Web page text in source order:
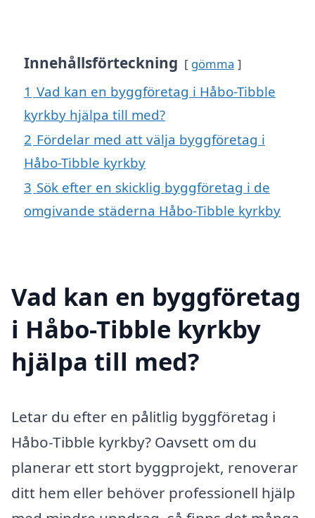
Innehållsförteckning gömma
1 Vad kan en byggföretag i Håbo-Tibble
kyrkby hjälpa till med?
2 Fördelar med att välja byggföretag i
Håbo-Tibble kyrkby
3 Sök efter en skicklig byggföretag i de
omgivande städerna Håbo-Tibble kyrkby
Vad kan en byggföretag
i Håbo-Tibble kyrkby
hjälpa till med?
Letar du efter en pålitlig byggföretag i
Håbo-Tibble kyrkby? Oavsett om du
planerar ett stort byggprojekt, renoverar
ditt hem eller behöver professionell hjälp